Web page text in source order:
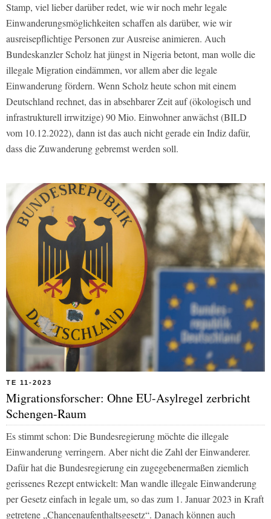
Stamp, viel lieber darüber redet, wie wir noch mehr legale
Einwanderungsmöglichkeiten schaffen als darüber, wie wir
ausreisepflichtige Personen zur Ausreise animieren. Auch
Bundeskanzler Scholz hat jüngst in Nigeria betont, man wolle die
illegale Migration eindämmen, vor allem aber die legale
Einwanderung fördern. Wenn Scholz heute schon mit einem
Deutschland rechnet, das in absehbarer Zeit auf (ökologisch und
infrastrukturell irrwitzige) 90 Mio. Einwohner anwächst (BILD
vom 10.12.2022), dann ist das auch nicht gerade ein Indiz dafür,
dass die Zuwanderung gebremst werden soll.
TE 11-2023
Migrationsforscher: Ohne EU-Asylregel zerbricht
Schengen-Raum
Es stimmt schon: Die Bundesregierung möchte die illegale
Einwanderung verringern. Aber nicht die Zahl der Einwanderer.
Dafür hat die Bundesregierung ein zugegebenermaßen ziemlich
gerissenes Rezept entwickelt: Man wandle illegale Einwanderung
per Gesetz einfach in legale um, so das zum 1. Januar 2023 in Kraft
getretene „Chancenaufenthaltsgesetz“. Danach können auch